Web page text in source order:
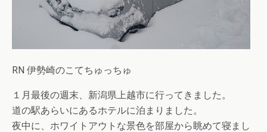
RN 伊勢崎のこてちゅっちゅ
１月最後の週末、新潟県上越市に行ってきました。
道の駅あらいにあるホテルに泊まりました。
夜中に、ホワイトアウトな景色を部屋から眺めて寝まし